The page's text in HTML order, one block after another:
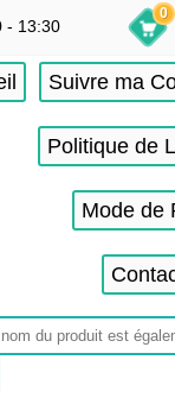
- 13:30
0
Suivre ma
Politique de
Mode de